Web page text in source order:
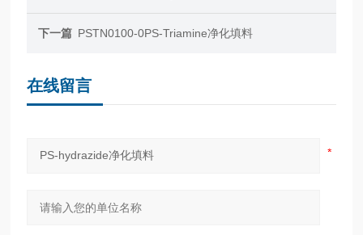
下一篇 PSTN0100-0PS-Triamine净化填料
在线留言